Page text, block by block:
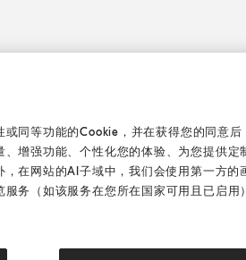
同等功能的Cookie，并在获得您的同意
增强功能、个性化您的体验、为您提供
在网站的AI子域中，我们会使用第一方
务（如该服务在您所在国家可用且已启用